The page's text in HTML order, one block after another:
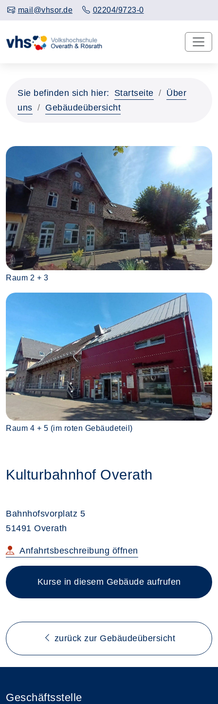
mail@vhsor.de 02204/9723-0
Sie befinden sich hier: Startseite
Über
uns
Gebäudeübersicht
Raum 2 + 3
Raum 4 + 5 (im roten Gebäudeteil)
Kulturbahnhof Overath
Bahnhofsvorplatz 5
51491 Overath
Anfahrtsbeschreibung im neuen Browsertab
öffnen
Kurse in diesem Gebäude aufrufen
zurück zur Gebäudeübersicht
Geschäftsstelle